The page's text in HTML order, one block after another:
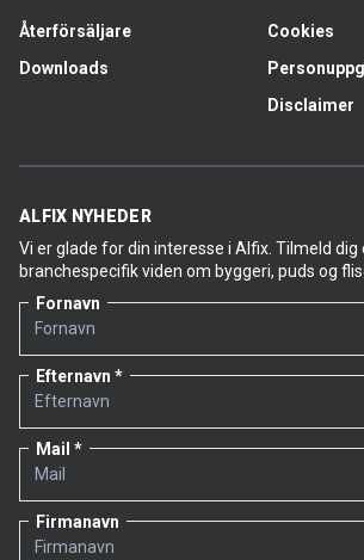
Återförsäljare
Downloads
Cookies
Disclaimer
ALFIX NYHEDER
Vi er glade for din interesse i Alfix. Tilmeld dig
branchespecifik viden om byggeri, puds og
Fornavn
Efternavn
Mail
Firmanavn